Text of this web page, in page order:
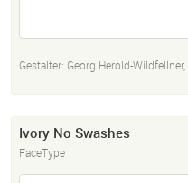
Gestalter: Georg Herold-Wildfellner,
Ivory No Swashes
FaceType